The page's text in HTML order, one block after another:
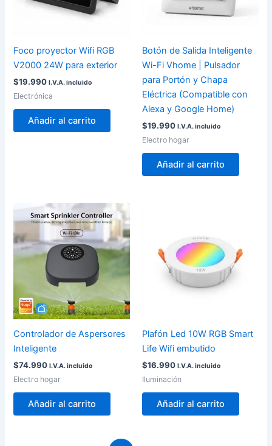
Foco proyector Wifi RGB
V2000 24W para exterior
$19.990 I.V.A. incluido
Electrónica
Añadir al carrito
Botón de Salida Inteligente
Wi-Fi Vhome | Pulsador
para Portón y Chapa
Eléctrica (Compatible con
Alexa y Google Home)
$19.990 I.V.A. incluido
Electro hogar
Añadir al carrito
Controlador de Aspersores
Inteligente
$74.990 I.V.A. incluido
Electro hogar
Añadir al carrito
Plafón Led 10W RGB Smart
Life Wifi embutido
$16.990 I.V.A. incluido
Iluminación
Añadir al carrito